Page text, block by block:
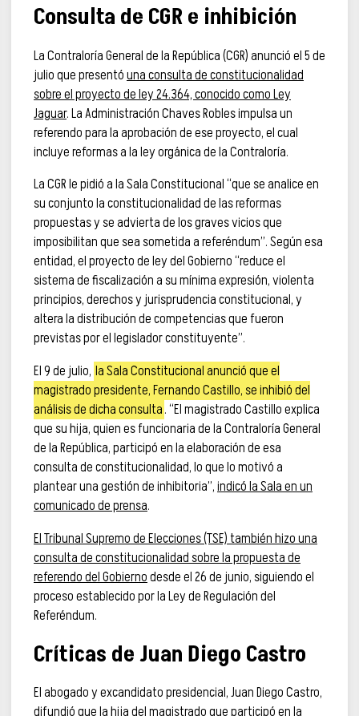
Consulta de CGR e inhibición
La Contraloría General de la República (CGR) anunció el 5 de
julio que presentóuna consulta de constitucionalidad
sobre el proyecto de ley 24.364, conocido como Ley
Jaguar. La Administración Chaves Robles impulsa un
referendo para la aprobación de ese proyecto, el cual
incluye reformas a la ley orgánica de la Contraloría.
La CGR le pidió a la Sala Constitucional “que se analice en
su conjunto la constitucionalidad de las reformas
propuestas y se advierta de los graves vicios que
imposibilitan que sea sometida a referéndum”. Según esa
entidad, el proyecto de ley del Gobierno “reduce el
sistema de fiscalización a su mínima expresión, violenta
principios, derechos y jurisprudencia constitucional, y
altera la distribución de competencias que fueron
previstas por el legislador constituyente”.
El 9 de julio, la Sala Constitucional anunció que el
magistrado presidente, Fernando Castillo, se inhibió del
análisis de dicha consulta. “El magistrado Castillo explica
que su hija, quien es funcionaria de la Contraloría General
de la República, participó en la elaboración de esa
consulta de constitucionalidad, lo que lo motivó a
plantear una gestión de inhibitoria”,indicó la Sala en un
comunicado de prensa.
El Tribunal Supremo de Elecciones (TSE) también hizo una
consulta de constitucionalidad sobre la propuesta de
referendo del Gobiernodesde el 26 de junio, siguiendo el
proceso establecido por la Ley de Regulación del
Referéndum.
Críticas de Juan Diego Castro
El abogado y excandidato presidencial, Juan Diego Castro,